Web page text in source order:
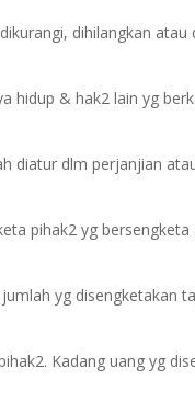
dihilangkan atau
hidup & hak2 lain yg
diatur dlm perjanjian
pihak2 yg
yg disengketakan
Kadang uang yg